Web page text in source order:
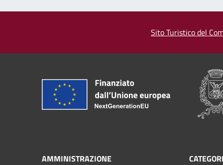
Sito Turistico del
AMMINISTRAZIONE